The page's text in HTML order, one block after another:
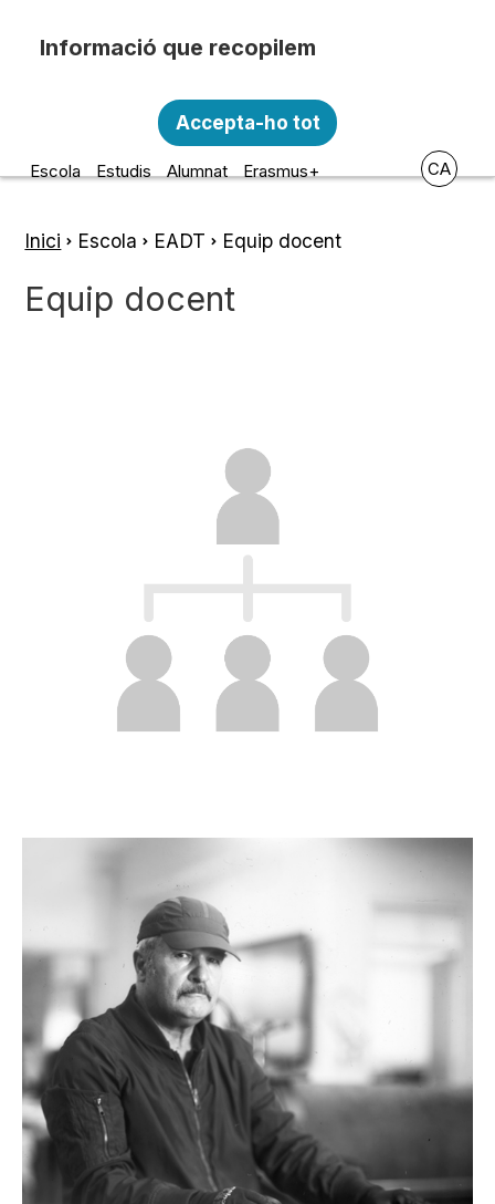
Escola d'Art i Disseny de la
Diputació a Tarragona
Escola Estudis Alumnat Erasmus+ CA
d'ariadna
Inici Escola EADT Equip docent
Equip docent
personal amb les següents finalitats:
Funcionalitat, Analítica.
Accepta-ho tot